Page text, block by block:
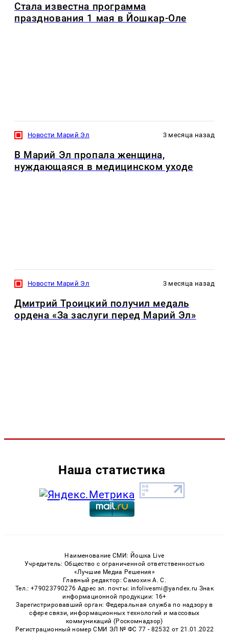
Стала известна программа
празднования 1 мая в Йошкар-Оле
Новости Марий Эл 3 месяца назад
В Марий Эл пропала женщина,
нуждающаяся в медицинском уходе
Новости Марий Эл 3 месяца назад
Дмитрий Троицкий получил медаль
ордена «За заслуги перед Марий Эл»
Наша статистика
Наименование СМИ: Йошка Live
Учредитель: Общество с ограниченной ответственностью
«Лучшие Медиа Решения»
Главный редактор: Самохин А. С.
Тел.: +79023790276 Адрес эл. почты: infolivesmi@yandex.ru Знак
информационной продукции: 16+
Зарегистрировавший орган: Федеральная служба по надзору в
сфере связи, информационных технологий и массовых
коммуникаций (Роскомнадзор)
Регистрационный номер СМИ ЭЛ № ФС 77 - 82532 от 21.01.2022